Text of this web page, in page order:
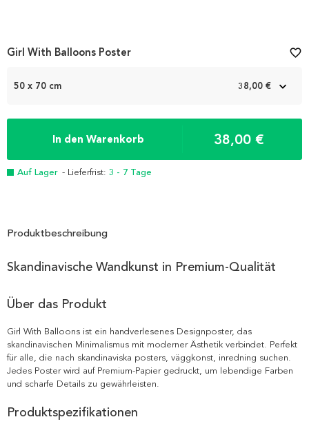
1
50 x 70 cm 38,00 €
In den Warenkorb 38,00 €
Auf Lager - Lieferfrist: 3 - 7 Tage
Girl With Balloons Poster favorite_border
Produktbeschreibung
Skandinavische Wandkunst in Premium-Qualität
Über das Produkt
Girl With Balloons ist ein handverlesenes Designposter, das
skandinavischen Minimalismus mit moderner Ästhetik verbindet. Perfekt
für alle, die nach skandinaviska posters, väggkonst, inredning suchen.
Jedes Poster wird auf Premium-Papier gedruckt, um lebendige Farben
und scharfe Details zu gewährleisten.
Produktspezifikationen